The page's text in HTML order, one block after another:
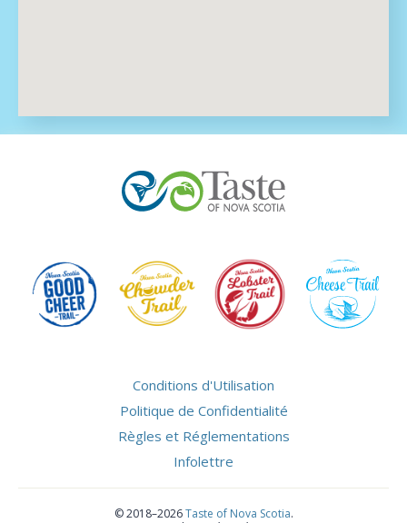
Conditions d'Utilisation
Politique de Confidentialité
Règles et Réglementations
Infolettre
©2018–2026 Taste of Nova Scotia.